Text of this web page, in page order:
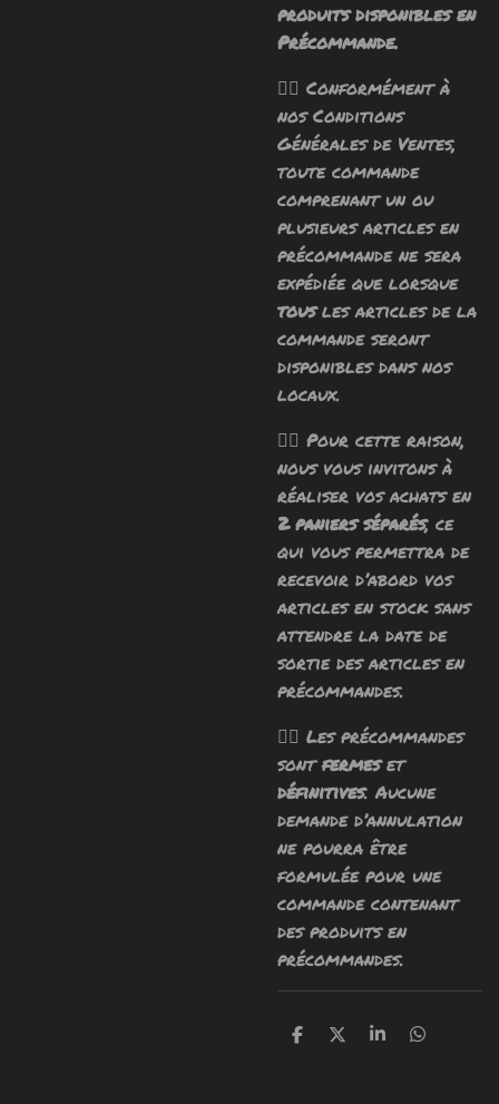
produits disponibles en
Précommande.
🧙‍♂️ Conformément à
nos Conditions
Générales de Ventes,
toute commande
comprenant un ou
plusieurs articles en
précommande ne sera
expédiée que lorsque
tousles articles de la
commande seront
disponibles dans nos
locaux.
🧙‍♂️ Pour cette raison,
nous vous invitons à
réaliser vos achats en
2 paniers séparés, ce
qui vous permettra de
recevoir d’abord vos
articles en stock sans
attendre la date de
sortie des articles en
précommandes.
🧙‍♂️ Les précommandes
sontfermeset
définitives. Aucune
demande d’annulation
ne pourra être
formulée pour une
commande contenant
des produits en
précommandes.
P
P
P
P